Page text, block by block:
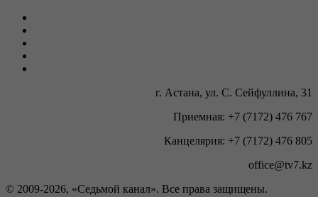
г. Астана, ул. С. Сейфуллина, 31
Приемная: +7 (7172) 476 767
Канцелярия: +7 (7172) 476 805
office@tv7.kz
© 2009-2026, «Седьмой канал». Все права защищены.